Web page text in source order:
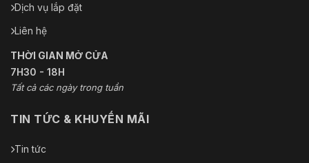
Dịch vụ lắp đặt
Liên hệ
THỜI GIAN MỞ CỬA
7H30 - 18H
Tất cả các ngày trong tuần
TIN TỨC & KHUYẾN MÃI
Tin tức